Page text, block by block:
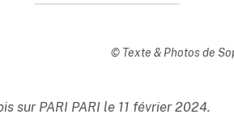
© Texte & Photos de
sur PARI PARI le 11 février 2024.